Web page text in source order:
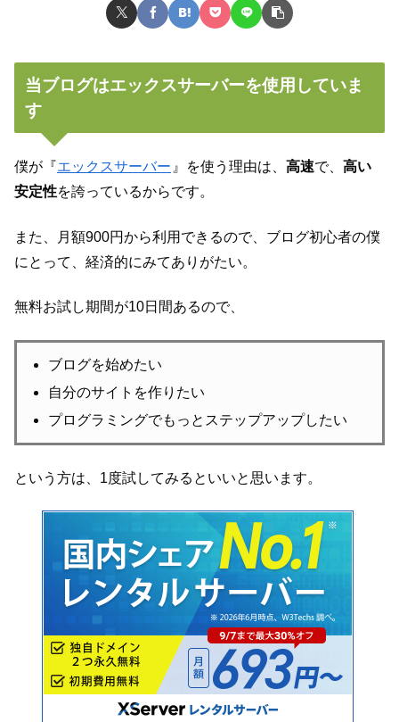
当ブログはエックスサーバーを使用していま
す
僕が『 エックスサーバー 』を使う理由は、 高速で、 高い
安定性を誇っているからです。
また、月額900円から利用できるので、ブログ初心者の僕
にとって、経済的にみてありがたい。
無料お試し期間が10日間あるので、
ブログを始めたい
自分のサイトを作りたい
プログラミングでもっとステップアップしたい
という方は、1度試してみるといいと思います。